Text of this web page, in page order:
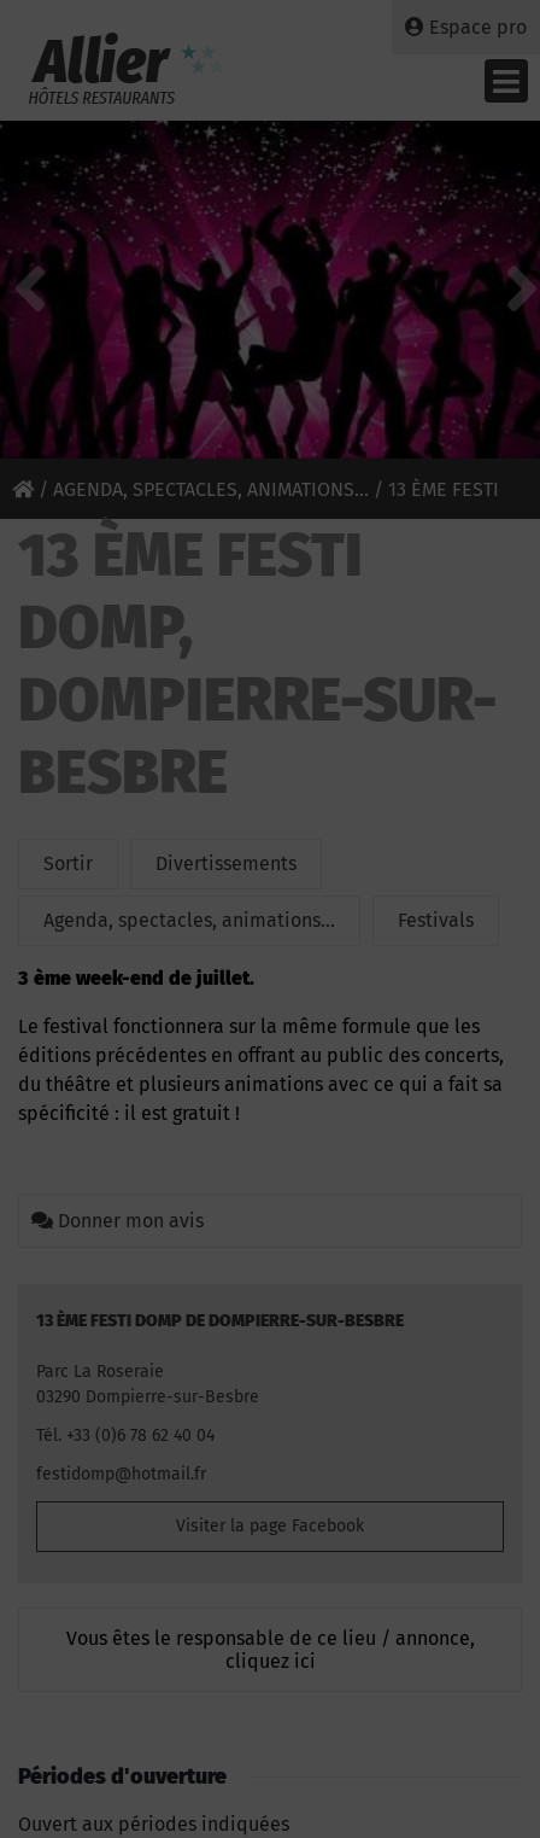
Espace pro
/ AGENDA, SPECTACLES, ANIMATIONS... / 13 ÈME FESTI
DOMP
13 ÈME FESTI
DOMP,
DOMPIERRE-SUR-
BESBRE
Sortir Divertissements
Agenda, spectacles, animations... Festivals
3 ème week-end de juillet.
Le festival fonctionnera sur la même formule que les
éditions précédentes en offrant au public des concerts,
du théâtre et plusieurs animations avec ce qui a fait sa
spécificité : il est gratuit !
Donner mon avis
13 ÈME FESTI DOMP DE DOMPIERRE-SUR-BESBRE
Parc La Roseraie
03290 Dompierre-sur-Besbre
Tél. +33 (0)6 78 62 40 04
festidomp@hotmail.fr
Visiter la page Facebook
Vous êtes le responsable de ce lieu / annonce,
cliquez ici
Périodes d'ouverture
Ouvert aux périodes indiquées